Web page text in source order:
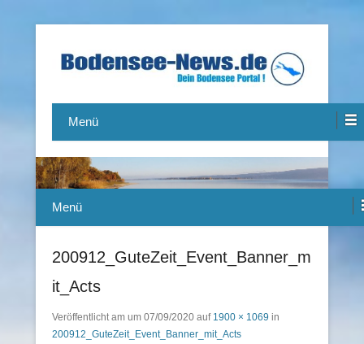
Bodensee-News.de
Menü
Menü
200912_GuteZeit_Event_Banner_m
it_Acts
Veröffentlicht am um 07/09/2020 auf 1900 × 1069 in
200912_GuteZeit_Event_Banner_mit_Acts